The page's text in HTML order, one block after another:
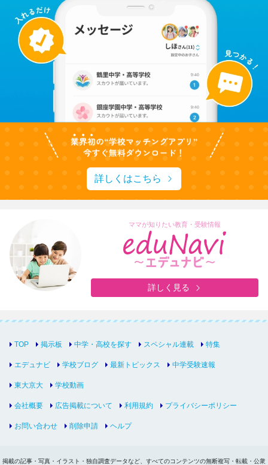
詳しくはこちら
ママが知りたい教育・受験情報
詳しく見る
TOP 掲示板 中学・高校を探す スペシャル連載 特集
エデュナビ 学校ブログ 最新トピックス 中学受験速報
東大京大 学校動画
会社概要 広告掲載について 利用規約 プライバシーポリシー
お問い合わせ 削除申請 ヘルプ
掲載の記事・写真・イラスト・独自調査データなど、すべてのコンテンツの無断複写・転載・公衆